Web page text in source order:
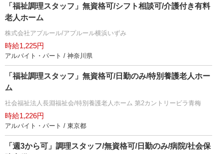
「福祉調理スタッフ」無資格可/シフト相談可/介護付き有料
老人ホーム
株式会社アプルール/アプルール横浜いずみ
時給1,225円
アルバイト・パート / 神奈川県
「福祉調理スタッフ」無資格可/日勤のみ/特別養護老人ホー
ム
社会福祉法人長淵福祉会/特別養護老人ホーム 第2カントリービラ青梅
時給1,226円
アルバイト・パート / 東京都
「週3から可」調理スタッフ/無資格可/日勤のみ/病院/社会保